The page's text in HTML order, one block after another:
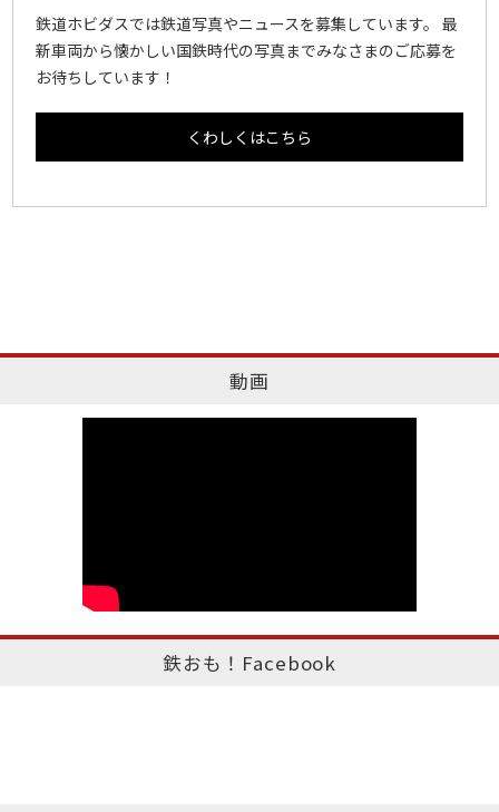
鉄道ホビダスでは鉄道写真やニュースを募集しています。 最
新車両から懐かしい国鉄時代の写真までみなさまのご応募を
お待ちしています！
くわしくはこちら
動画
鉄おも！Facebook